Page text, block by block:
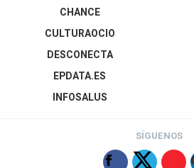
CHANCE
CULTURAOCIO
DESCONECTA
EPDATA.ES
INFOSALUS
SÍGUENOS